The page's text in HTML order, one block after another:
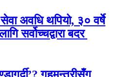
अवधि थपियो, ३० वर्षे
सर्वोच्चद्वारा बदर